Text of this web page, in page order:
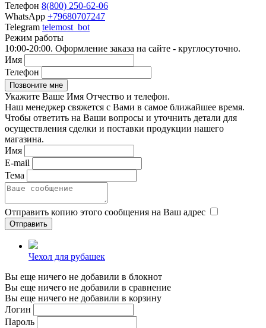
Телефон 8(800) 250-62-06
WhatsApp +79680707247
Telegram telemost_bot
Режим работы
10:00-20:00. Оформление заказа на сайте - круглосуточно.
Имя
Телефон
Укажите Ваше Имя Отчество и телефон.
Наш менеджер свяжется с Вами в самое ближайшее время.
Чтобы ответить на Ваши вопросы и уточнить детали для
осуществления сделки и поставки продукции нашего
магазина.
Имя
E-mail
Тема
Отправить копию этого сообщения на Ваш адрес
Чехол для рубашек
Вы еще ничего не добавили в блокнот
Вы еще ничего не добавили в сравнение
Вы еще ничего не добавили в корзину
Логин
Пароль